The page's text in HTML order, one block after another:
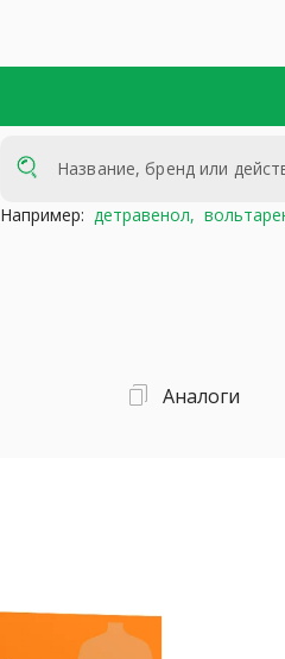
Например: детравенол,
Аналоги